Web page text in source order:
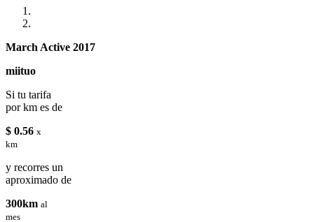
March Active 2017
miituo
Si tu tarifa
por km es de
$ 0.56 x
km
y recorres un
aproximado de
300km al
mes